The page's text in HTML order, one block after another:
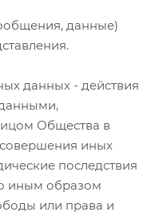
данные)
данных - действия
Общества в
иных
последствия
иным образом
или права и